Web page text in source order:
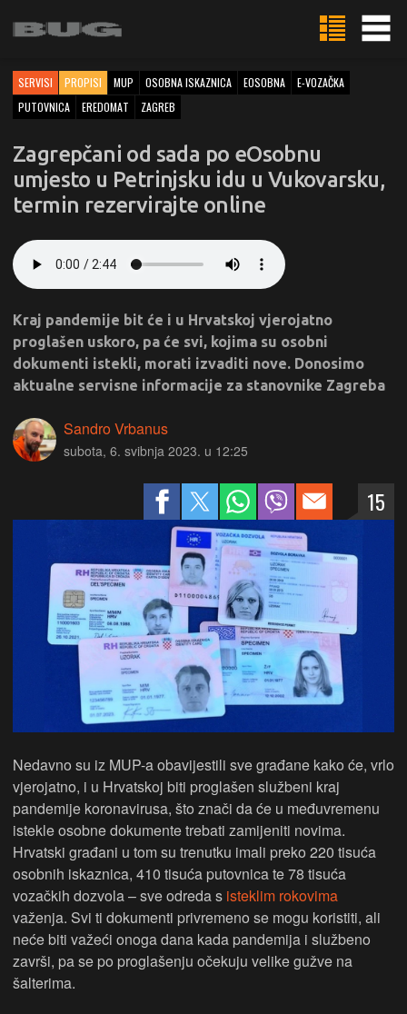
SERVISI PROPISI MUP OSOBNA ISKAZNICA EOSOBNA
E-VOZAČKA
PUTOVNICA
EREDOMAT ZAGREB
Zagrepčani od sada po eOsobnu
umjesto u Petrinjsku idu u Vukovarsku,
termin rezervirajte online
Kraj pandemije bit će i u Hrvatskoj vjerojatno
proglašen uskoro, pa će svi, kojima su osobni
dokumenti istekli, morati izvaditi nove. Donosimo
aktualne servisne informacije za stanovnike Zagreba
Sandro Vrbanus
subota, 6. svibnja 2023. u 12:25
15
Nedavno su iz MUP-a obavijestili sve građane kako će, vrlo
vjerojatno, i u Hrvatskoj biti proglašen službeni kraj
pandemije koronavirusa, što znači da će u međuvremenu
istekle osobne dokumente trebati zamijeniti novima.
Hrvatski građani u tom su trenutku imali preko 220 tisuća
osobnih iskaznica, 410 tisuća putovnica te 78 tisuća
vozačkih dozvola – sve odreda s isteklim rokovima
važenja. Svi ti dokumenti privremeno se mogu koristiti, ali
neće biti važeći onoga dana kada pandemija i službeno
završi, pa se po proglašenju očekuju velike gužve na
šalterima.